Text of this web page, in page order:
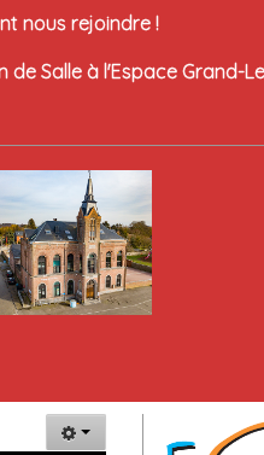
nous rejoindre !
de Salle à l'Espace Grand-